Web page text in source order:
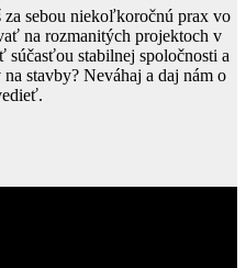
sebou niekoľkoročnú prax vo
na rozmanitých projektoch v
súčasťou stabilnej spoločnosti a
stavby? Neváhaj a daj nám o